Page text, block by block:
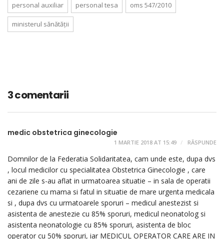
personal auxiliar personal tesa oms 547/2010
ministerul sănătății
3 comentarii
medic obstetrica ginecologie
1 MARTIE 2018 AT 15:49 RĂSPUNDE
Domnilor de la Federatia Solidaritatea, cam unde este, dupa dvs
, locul medicilor cu specialitatea Obstetrica Ginecologie , care
ani de zile s-au aflat in urmatoarea situatie – in sala de operatii
cezariene cu mama si fatul in situatie de mare urgenta medicala
si , dupa dvs cu urmatoarele sporuri – medicul anestezist si
asistenta de anestezie cu 85% sporuri, medicul neonatolog si
asistenta neonatologie cu 85% sporuri, asistenta de bloc
operator cu 50% sporuri, iar MEDICUL OPERATOR CARE ARE IN